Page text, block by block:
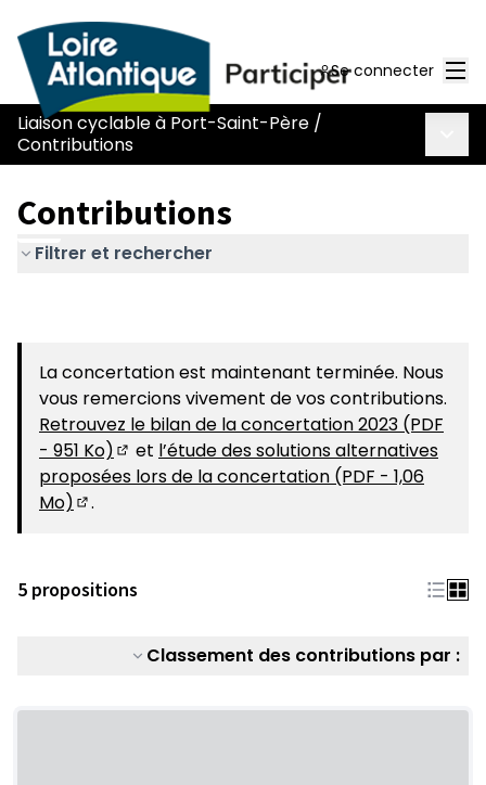
Se connecter
Liaison cyclable à Port-Saint-Père /
Contributions
Contributions
Filtrer et rechercher
La concertation est maintenant terminée. Nous
vous remercions vivement de vos contributions.
Retrouvez le bilan de la concertation 2023 (PDF
- 951 Ko)
(S'ouvre dans un nouvel onglet)
et l’étude des solutions alternatives
proposées lors de la concertation (PDF - 1,06
Mo)
.
5 propositions
Classement des contributions par :